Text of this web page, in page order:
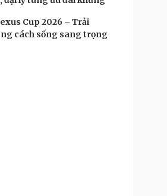
Cup 2026 – Trải
cách sống sang trọng